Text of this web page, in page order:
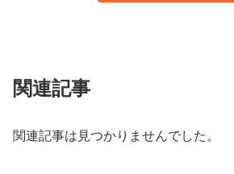
関連記事
関連記事は見つかりませんでした。